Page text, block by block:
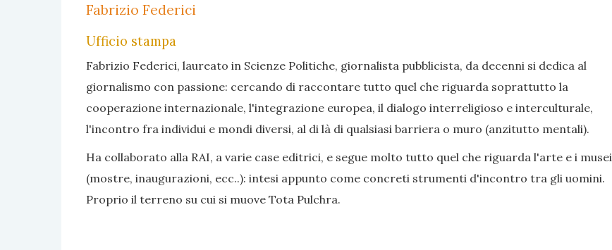
Fabrizio Federici
Ufficio stampa
Fabrizio Federici, laureato in Scienze Politiche, giornalista pubblicista, da decenni si dedica al
giornalismo con passione: cercando di raccontare tutto quel che riguarda soprattutto la
cooperazione internazionale, l'integrazione europea, il dialogo interreligioso e interculturale,
l'incontro fra individui e mondi diversi, al di là di qualsiasi barriera o muro (anzitutto mentali).
Ha collaborato alla RAI, a varie case editrici, e segue molto tutto quel che riguarda l'arte e i musei
(mostre, inaugurazioni, ecc..): intesi appunto come concreti strumenti d'incontro tra gli uomini.
Proprio il terreno su cui si muove Tota Pulchra.